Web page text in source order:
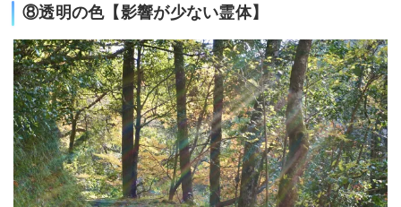
⑧透明の色【影響が少ない霊体】